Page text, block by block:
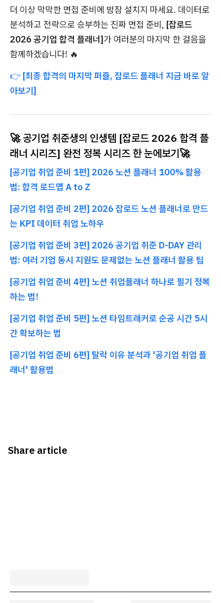
더 이상 막막한 면접 준비에 밤잠 설치지 마세요. 데이터로
분석하고 전략으로 승부하는 진짜 면접 준비, [잡로드
2026 공기업 합격 플래너]가 여러분의 마지막 한 걸음을
함께하겠습니다! 🔥
👉 [최종 합격의 마지막 퍼즐, 잡로드 플래너 지금 바로 알
아보기]
🚀 공기업 취준생의 인생템 [잡로드 2026 합격 플
래너 시리즈] 완전 정복 시리즈 한 눈에보기🚀
[공기업 취업 준비 1편] 2026 노션 플래너 100% 활용
법: 합격 로드맵 A to Z
[공기업 취업 준비 2편] 2026 잡로드 노션 플래너로 만드
는 KPI 데이터 취업 노하우
[공기업 취업 준비 3편] 2026 공기업 취준 D-DAY 관리
법: 여러 기업 동시 지원도 문제없는 노션 플래너 활용 팁
[공기업 취업 준비 4편] 노션 취업플래너 하나로 필기 정복
하는 법!
[공기업 취업 준비 5편] 노션 타임트래커로 순공 시간 5시
간 확보하는 법
[공기업 취업 준비 6편] 탈락 이유 분석과 '공기업 취업 플
래너' 활용법
Share article